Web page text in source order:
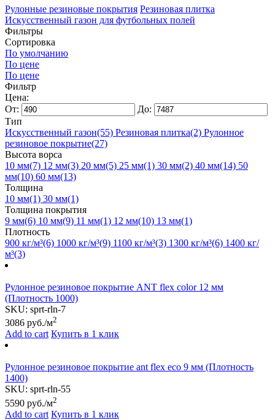
Рулонные резиновые покрытия Резиновая плитка
Искусственный газон для футбольных полей
Фильтры
Сортировка
По умолчанию
По цене
По цене
Фильтр
Цена:
От:
До:
Тип
Искусственный газон(55) Резиновая плитка(2) Рулонное
резиновое покрытие(27)
Высота ворса
10 мм(7) 12 мм(3) 20 мм(5) 25 мм(1) 30 мм(2) 40 мм(14) 50
мм(10) 60 мм(13)
Толщина
10 мм(1) 30 мм(1)
Толщина покрытия
9 мм(6) 10 мм(9) 11 мм(1) 12 мм(10) 13 мм(1)
Плотность
900 кг/м³(6) 1000 кг/м³(9) 1100 кг/м³(3) 1300 кг/м³(6) 1400 кг/
м³(3)
Рулонное резиновое покрытие АNТ flex color 12 мм
(Плотность 1000)
SKU: sprt-rln-7
3086 руб./м2
Add to cart Купить в 1 клик
Рулонное резиновое покрытие ant flex eco 9 мм (Плотность
1400)
SKU: sprt-rln-55
5590 руб./м2
Add to cart Купить в 1 клик